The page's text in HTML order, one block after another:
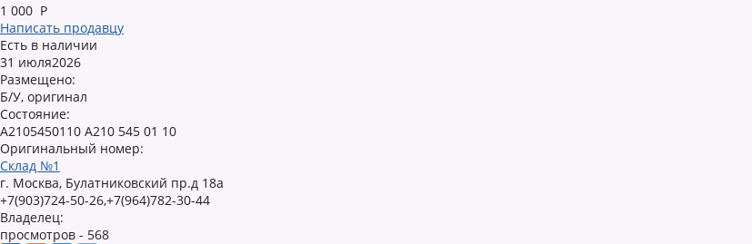
1 000 Р
Написать продавцу
Есть в наличии
31 июля2026
Размещено:
Б/У, оригинал
Состояние:
A2105450110 A210 545 01 10
Оригинальный номер:
Склад №1
г. Москва, Булатниковский пр.д 18а
+7(903)724-50-26,+7(964)782-30-44
Владелец:
просмотров - 568